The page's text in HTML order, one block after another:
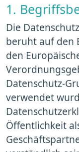
1.
Die
beruht auf den
den
Datenschutz-
verwendet
Öffentlichkeit